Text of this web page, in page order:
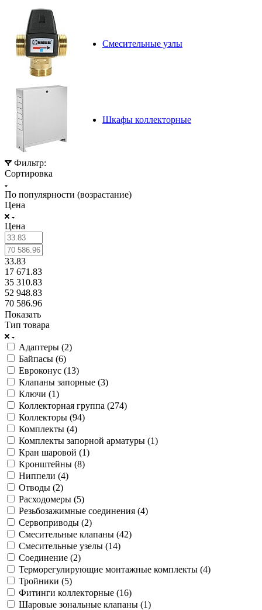
Смесительные узлы
Шкафы коллекторные
Фильтр:
Сортировка
По популярности (возрастание)
Цена
Цена
33.83
17 671.83
35 310.83
52 948.83
70 586.96
Показать
Тип товара
Адаптеры (2)
Байпасы (6)
Евроконус (13)
Клапаны запорные (3)
Ключи (1)
Коллекторная группа (274)
Коллекторы (94)
Комплекты (4)
Комплекты запорной арматуры (1)
Кран шаровой (1)
Кронштейны (8)
Ниппели (4)
Отводы (2)
Расходомеры (5)
Резьбозажимные соединения (4)
Сервоприводы (2)
Смесительные клапаны (42)
Смесительные узелы (14)
Соединение (2)
Терморегулирующие монтажные комплекты (4)
Тройники (5)
Фитинги коллекторные (16)
Шаровые зональные клапаны (1)